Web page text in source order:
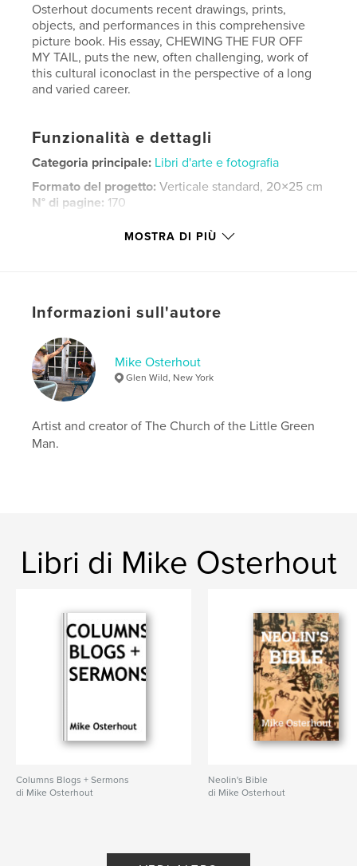
Osterhout documents recent drawings, prints,
objects, and performances in this comprehensive
picture book. His essay, CHEWING THE FUR OFF
MY TAIL, puts the new, often challenging, work of
this cultural iconoclast in the perspective of a long
and varied career.
Funzionalità e dettagli
Categoria principale: Libri d'arte e fotografia
Formato del progetto:Verticale standard, 20×25 cm
N° di pagine: 170
mar 15, 2014
, Conceptual Art , CLGM ,
MOSTRA DI PIÙ
Informazioni sull'autore
Mike Osterhout
Glen Wild, New York
Artist and creator of The Church of the Little Green
Man.
Libri di Mike Osterhout
Columns Blogs + Sermons
di Mike Osterhout
Neolin's Bible
di Mike Osterhout